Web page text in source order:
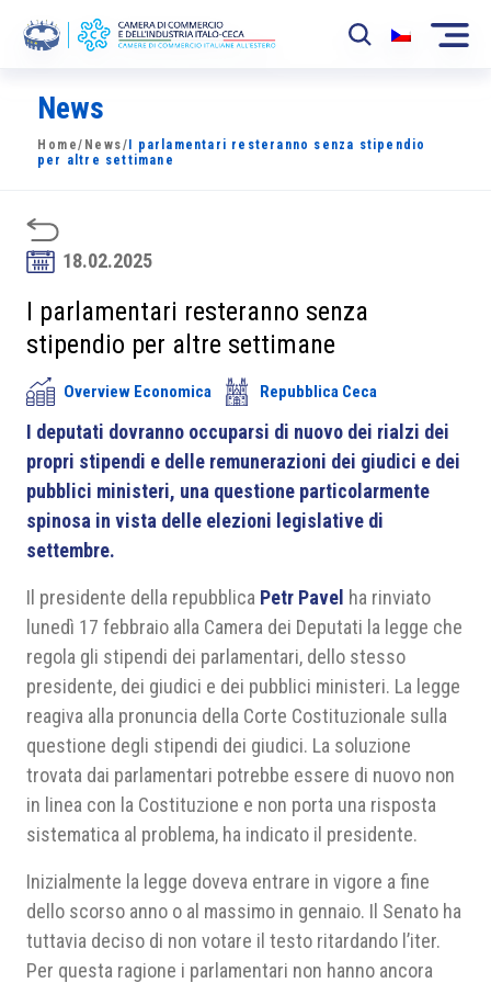
La Camera
News
Sviluppo Mercato
Soci
Partner
Progetti
Area riservata
News
Home/ News/ I parlamentari resteranno senza stipendio
per altre settimane
18.02.2025
I parlamentari resteranno senza
stipendio per altre settimane
Overview Economica Repubblica Ceca
I deputati dovranno occuparsi di nuovo dei rialzi dei
propri stipendi e delle remunerazioni dei giudici e dei
pubblici ministeri, una questione particolarmente
spinosa in vista delle elezioni legislative di
settembre.
Il presidente della repubblica Petr Pavel ha rinviato
lunedì 17 febbraio alla Camera dei Deputati la legge che
regola gli stipendi dei parlamentari, dello stesso
presidente, dei giudici e dei pubblici ministeri. La legge
reagiva alla pronuncia della Corte Costituzionale sulla
questione degli stipendi dei giudici. La soluzione
trovata dai parlamentari potrebbe essere di nuovo non
in linea con la Costituzione e non porta una risposta
sistematica al problema, ha indicato il presidente.
Inizialmente la legge doveva entrare in vigore a fine
dello scorso anno o al massimo in gennaio. Il Senato ha
tuttavia deciso di non votare il testo ritardando l’iter.
Per questa ragione i parlamentari non hanno ancora